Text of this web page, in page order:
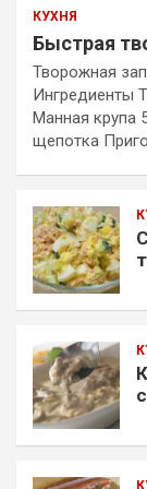
КУХНЯ
Быстрая
Творожная
Ингредиенты
Манная крупа
щепотка